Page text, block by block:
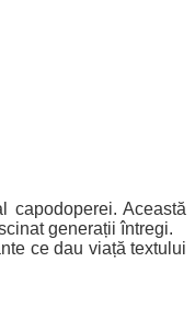
capodoperei. Această
generații întregi.
ce dau viață textului